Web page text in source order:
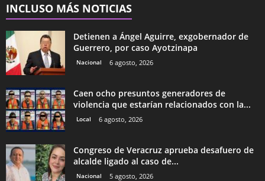
INCLUSO MÁS NOTICIAS
Detienen a Ángel Aguirre, exgobernador de
Guerrero, por caso Ayotzinapa
Nacional 6 agosto, 2026
Caen ocho presuntos generadores de
violencia que estarían relacionados con la...
Local 6 agosto, 2026
Congreso de Veracruz aprueba desafuero de
alcalde ligado al caso de...
Nacional 5 agosto, 2026